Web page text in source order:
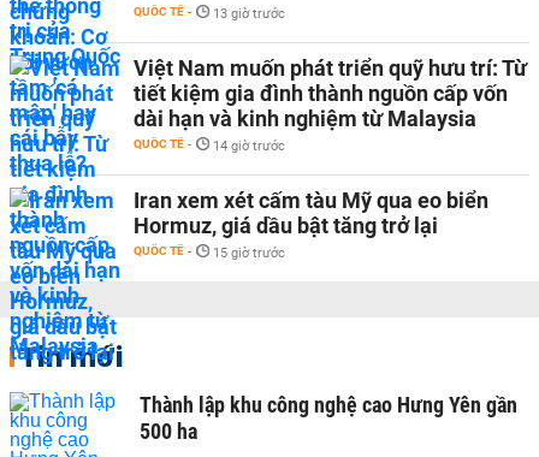
QUỐC TẾ - 13 giờ trước
Việt Nam muốn phát triển quỹ hưu trí: Từ
tiết kiệm gia đình thành nguồn cấp vốn
dài hạn và kinh nghiệm từ Malaysia
QUỐC TẾ - 14 giờ trước
Iran xem xét cấm tàu Mỹ qua eo biển
Hormuz, giá dầu bật tăng trở lại
QUỐC TẾ - 15 giờ trước
Tin mới
Thành lập khu công nghệ cao Hưng Yên gần
500 ha